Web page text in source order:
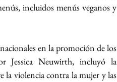
incluidos menús veganos y
en la promoción de los
Jessica Neuwirth, incluyó la
la violencia contra la mujer y las